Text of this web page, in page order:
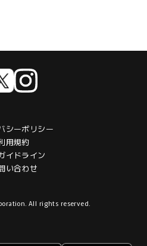
シーポリシー
用規約
イドライン
い合わせ
All rights reserved.